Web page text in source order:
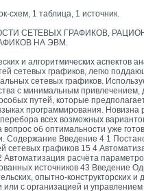
схем, 1 таблица, 1 источник.
СЕТЕВЫХ ГРАФИКОВ,
НА ЭВМ.
и алгоритмических аспектов
сетевых графиков, легко
сетевых графиков.
с минимальным
путей, которые
программирования.
всех возможных
об оптимальности уже
Содержание Введение 4 1
сетевых графиков 15 4
расчёта
источников 43 Введение
опытно-конструкторских
с организацией и